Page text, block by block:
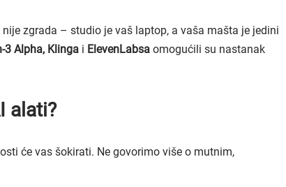
zgrada – studio je vaš laptop, a vaša mašta je jedini
3 Alpha, Klinga i ElevenLabsa omogućili su nastanak
alati?
će vas šokirati. Ne govorimo više o mutnim,